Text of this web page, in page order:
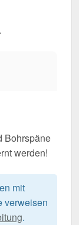
.
Bohrspäne
werden!
mit
verweisen
.